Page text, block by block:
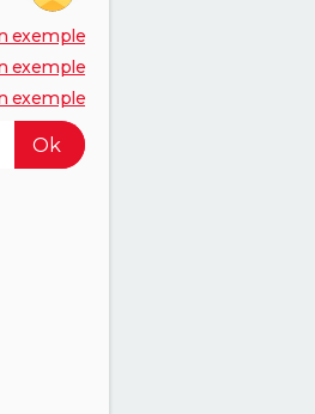
exemple
exemple
exemple